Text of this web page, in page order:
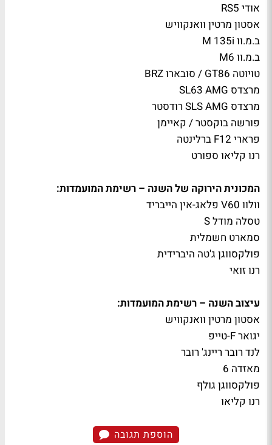
אודי RS5
אסטון מרטין וואנקוויש
ב.מ.וו M 135i
ב.מ.וו M6
טויוטה GT86 / סובארו BRZ
מרצדס SL63 AMG
מרצדס SLS AMG רודסטר
פורשה בוקסטר / קאיימן
פרארי F12 ברלינטה
רנו קליאו ספורט
המכונית הירוקה של השנה – רשימת המועמדות:
וולוו V60 פלאג-אין הייבריד
טסלה מודל S
סמארט חשמלית
פולקסווגן ג'טה היברידית
רנו זואי
עיצוב השנה – רשימת המועמדות:
אסטון מרטין וואנקוויש
יגואר F-טייפ
לנד רובר ריינג' רובר
מאזדה 6
פולקסווגן גולף
רנו קליאו
הוספת תגובה